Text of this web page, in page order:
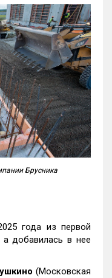
Брусника
года из первой
а добавилась в нее
(Московская